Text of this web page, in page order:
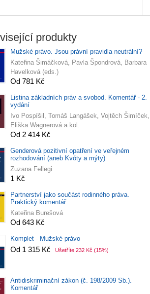
produkty
Mužské právo. Jsou právní pravidla neutrální?
Kateřina Šimáčková, Pavla Špondrová, Barbara
Havelková (eds.)
Od 781 Kč
Listina základních práv a svobod. Komentář - 2.
vydání
Ivo Pospíšil, Tomáš Langášek, Vojtěch Šimíček,
Eliška Wagnerová a kol.
Od 2 414 Kč
Genderová pozitivní opatření ve veřejném
rozhodování (aneb Kvóty a mýty)
Zuzana Fellegi
1 Kč
Partnerství jako součást rodinného práva.
Praktický komentář
Kateřina Burešová
Od 643 Kč
Komplet - Mužské právo
Od 1 315 Kč Ušetříte 232 Kč (15%)
Antidiskriminační zákon (č. 198/2009 Sb.).
Komentář